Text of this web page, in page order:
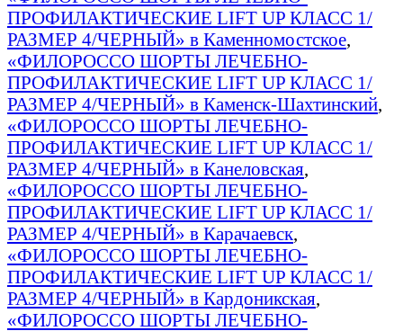
ПРОФИЛАКТИЧЕСКИЕ LIFT UP КЛАСС 1/
РАЗМЕР 4/ЧЕРНЫЙ» в Каменномостское,
«ФИЛОРОССО ШОРТЫ ЛЕЧЕБНО-
ПРОФИЛАКТИЧЕСКИЕ LIFT UP КЛАСС 1/
РАЗМЕР 4/ЧЕРНЫЙ» в Каменск-Шахтинский,
«ФИЛОРОССО ШОРТЫ ЛЕЧЕБНО-
ПРОФИЛАКТИЧЕСКИЕ LIFT UP КЛАСС 1/
РАЗМЕР 4/ЧЕРНЫЙ» в Канеловская,
«ФИЛОРОССО ШОРТЫ ЛЕЧЕБНО-
ПРОФИЛАКТИЧЕСКИЕ LIFT UP КЛАСС 1/
РАЗМЕР 4/ЧЕРНЫЙ» в Карачаевск,
«ФИЛОРОССО ШОРТЫ ЛЕЧЕБНО-
ПРОФИЛАКТИЧЕСКИЕ LIFT UP КЛАСС 1/
РАЗМЕР 4/ЧЕРНЫЙ» в Кардоникская,
«ФИЛОРОССО ШОРТЫ ЛЕЧЕБНО-